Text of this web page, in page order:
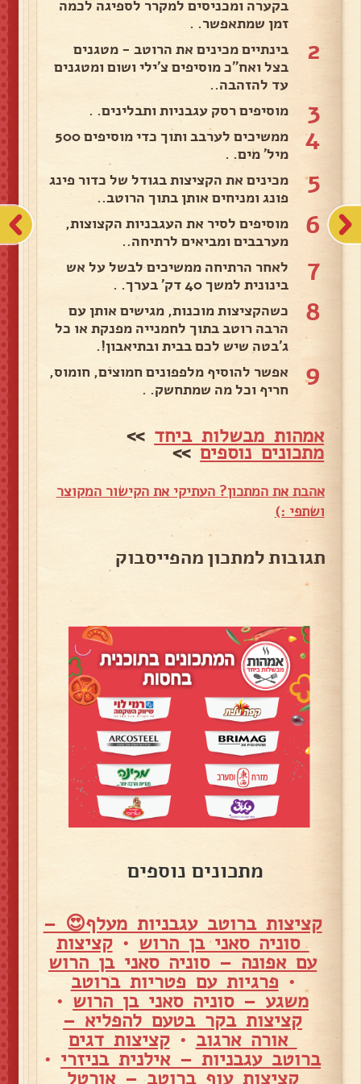
בקערה ומכניסים למקרר לספיגה לכמה
זמן שמתאפשר. .
2
בינתיים מכינים את הרוטב - מטגנים
בצל ואח"כ מוסיפים צ'ילי ושום ומטגנים
עד להזהבה..
3 מוסיפים רסק עגבניות ותבלינים. .
4
ממשיכים לערבב ותוך כדי מוסיפים 500
מיל' מים. .
5
מכינים את הקציצות בגודל של כדור פינג
פונג ומניחים אותן בתוך הרוטב..
6
מוסיפים לסיר את העגבניות הקצוצות,
מערבבים ומביאים לרתיחה..
7
לאחר הרתיחה ממשיכים לבשל על אש
בינונית למשך 40 דק' בערך. .
8
כשהקציצות מוכנות, מגישים אותן עם
הרבה רוטב בתוך לחמנייה מפנקת או כל
ג'בטה שיש לכם בבית ובתיאבון!.
9
אפשר להוסיף מלפפונים חמוצים, חומוס,
חריף וכל מה שמתחשק. .
אמהות מבשלות ביחד >>
מתכונים נוספים>>
אהבת את המתכון? העתיקי את הקישור המקוצר
ושתפי :)
תגובות למתכון מהפייסבוק
מתכונים נוספים
קציצות ברוטב עגבניות מעלף😍 –
סוניה סאני בן הרוש •קציצות
עם אפונה – סוניה סאני בן הרוש
• פרגיות עם פטריות ברוטב
משגע – סוניה סאני בן הרוש •
קציצות בקר בטעם להפליא –
אורה ארגוב •קציצות דגים
ברוטב עגבניות – אילנית בניזרי •
קציצות עוף ברוטב – אורטל